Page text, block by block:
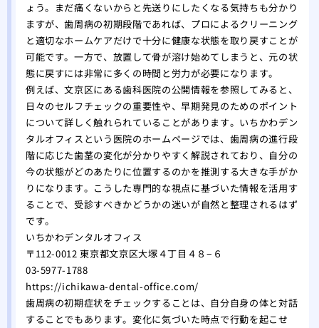
ょう。まだ痛くないからと先送りにしたくなる気持ちも分かり
ますが、歯周病の初期段階であれば、プロによるクリーニング
と適切なホームケアだけで十分に健康な状態を取り戻すことが
可能です。一方で、放置して骨が溶け始めてしまうと、元の状
態に戻すには非常に多くの時間と労力が必要になります。
例えば、文京区にある歯科医院の公開情報を参照してみると、
日々のセルフチェックの重要性や、早期発見のためのポイント
について詳しく触れられていることがあります。いちかわデン
タルオフィスという医院のホームページでは、歯周病の進行段
階に応じた歯茎の変化が分かりやすく解説されており、自分の
今の状態がどのあたりに位置するのかを推測する大きな手がか
りになります。こうした専門的な視点に基づいた情報を活用す
ることで、受診すべきかどうかの迷いが自然と整理されるはず
です。
いちかわデンタルオフィス
〒112-0012 東京都文京区大塚４丁目４８−６
03-5977-1788
https://ichikawa-dental-office.com/
歯周病の初期症状をチェックすることは、自分自身の体と対話
することでもあります。変化に気づいた時点で行動を起こせ